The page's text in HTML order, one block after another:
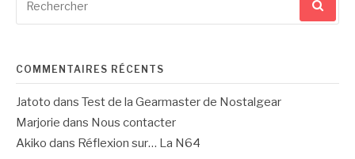
pour
COMMENTAIRES RÉCENTS
Jatoto dans Test de la Gearmaster de Nostalgear
Marjorie dans Nous contacter
Akiko dans Réflexion sur… La N64